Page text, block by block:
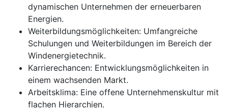
dynamischen Unternehmen der erneuerbaren
Energien.
Weiterbildungsmöglichkeiten: Umfangreiche
Schulungen und Weiterbildungen im Bereich der
Windenergietechnik.
Karrierechancen: Entwicklungsmöglichkeiten in
einem wachsenden Markt.
Arbeitsklima: Eine offene Unternehmenskultur mit
flachen Hierarchien.